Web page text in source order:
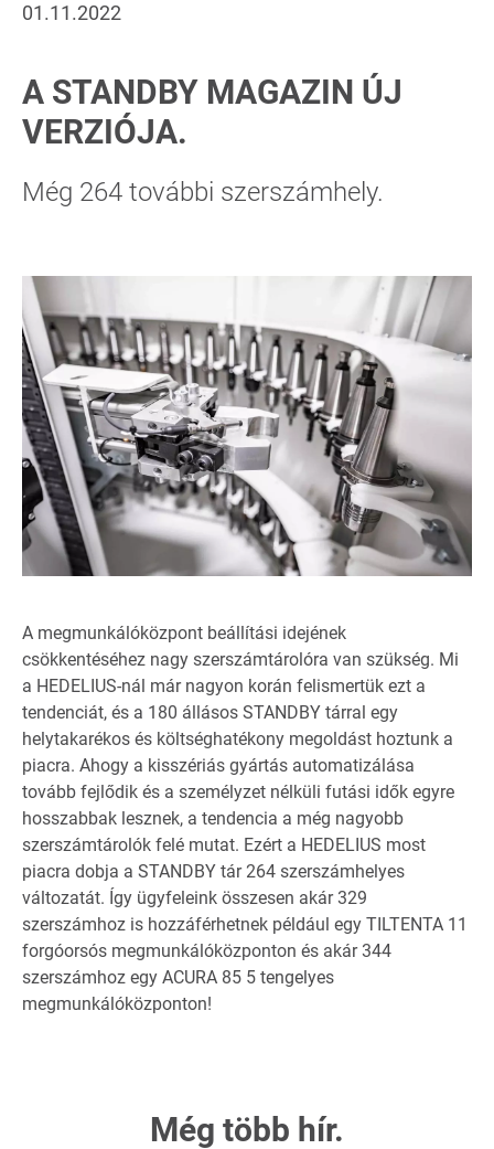
01.11.2022
A STANDBY MAGAZIN ÚJ
VERZIÓJA.
Még 264 további szerszámhely.
A megmunkálóközpont beállítási idejének
csökkentéséhez nagy szerszámtárolóra van szükség. Mi
a HEDELIUS-nál már nagyon korán felismertük ezt a
tendenciát, és a 180 állásos STANDBY tárral egy
helytakarékos és költséghatékony megoldást hoztunk a
piacra. Ahogy a kisszériás gyártás automatizálása
tovább fejlődik és a személyzet nélküli futási idők egyre
hosszabbak lesznek, a tendencia a még nagyobb
szerszámtárolók felé mutat. Ezért a HEDELIUS most
piacra dobja a STANDBY tár 264 szerszámhelyes
változatát. Így ügyfeleink összesen akár 329
szerszámhoz is hozzáférhetnek például egy TILTENTA 11
forgóorsós megmunkálóközponton és akár 344
szerszámhoz egy ACURA 85 5 tengelyes
megmunkálóközponton!
Még több hír.